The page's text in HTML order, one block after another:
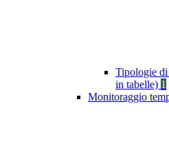
Tipologie di
in tabelle) 1
Monitoraggio